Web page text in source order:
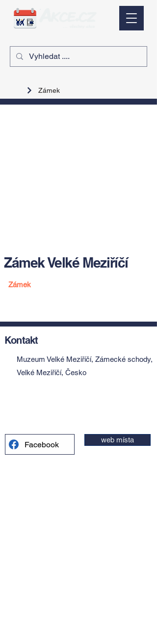
Zámek
Zámek Velké Meziříčí
Zámek
Kontakt
Muzeum Velké Meziříčí, Zámecké schody,
Velké Meziříčí, Česko
Facebook web místa